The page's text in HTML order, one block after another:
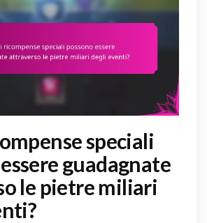
speciali
guadagnate
le pietre miliari